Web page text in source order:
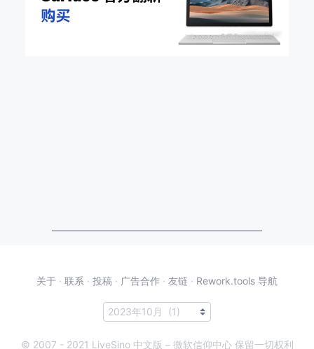
关于 · 联系 · 投稿 · 广告合作 · 友链 · Rework.tools 导航
© 2007 - 2021 LiveSino 中文版 – 微软信仰中心 保留一切权利